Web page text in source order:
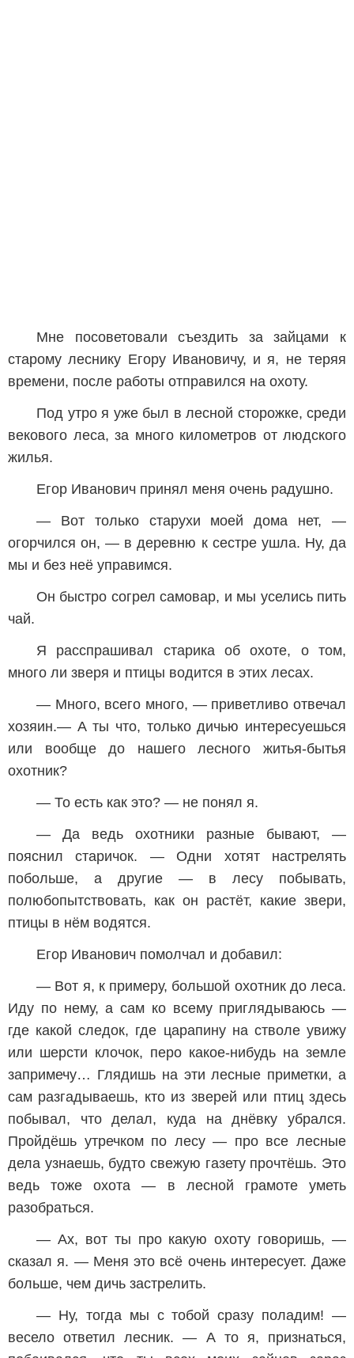
Мне посоветовали съездить за зайцами к
старому леснику Егору Ивановичу, и я, не теряя
времени, после работы отправился на охоту.
Под утро я уже был в лесной сторожке, среди
векового леса, за много километров от людского
жилья.
Егор Иванович принял меня очень радушно.
— Вот только старухи моей дома нет, —
огорчился он, — в деревню к сестре ушла. Ну, да
мы и без неё управимся.
Он быстро согрел самовар, и мы уселись пить
чай.
Я расспрашивал старика об охоте, о том,
много ли зверя и птицы водится в этих лесах.
— Много, всего много, — приветливо отвечал
хозяин.— А ты что, только дичью интересуешься
или вообще до нашего лесного житья-бытья
охотник?
— То есть как это? — не понял я.
— Да ведь охотники разные бывают, —
пояснил старичок. — Одни хотят настрелять
побольше, а другие — в лесу побывать,
полюбопытствовать, как он растёт, какие звери,
птицы в нём водятся.
Егор Иванович помолчал и добавил:
— Вот я, к примеру, большой охотник до леса.
Иду по нему, а сам ко всему приглядываюсь —
где какой следок, где царапину на стволе увижу
или шерсти клочок, перо какое-нибудь на земле
запримечу… Глядишь на эти лесные приметки, а
сам разгадываешь, кто из зверей или птиц здесь
побывал, что делал, куда на днёвку убрался.
Пройдёшь утречком по лесу — про все лесные
дела узнаешь, будто свежую газету прочтёшь. Это
ведь тоже охота — в лесной грамоте уметь
разобраться.
— Ах, вот ты про какую охоту говоришь, —
сказал я. — Меня это всё очень интересует. Даже
больше, чем дичь застрелить.
— Ну, тогда мы с тобой сразу поладим! —
весело ответил лесник. — А то я, признаться,